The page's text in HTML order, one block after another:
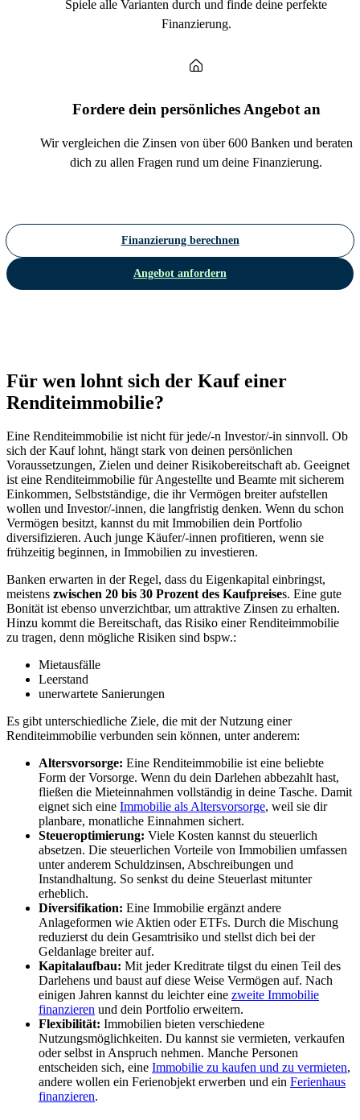
Spiele alle Varianten durch und finde deine perfekte
Finanzierung.
Fordere dein persönliches Angebot an
Wir vergleichen die Zinsen von über 600 Banken und beraten
dich zu allen Fragen rund um deine Finanzierung.
Finanzierung berechnen
Angebot anfordern
Für wen lohnt sich der Kauf einer
Renditeimmobilie?
Eine Renditeimmobilie ist nicht für jede/-n Investor/-in sinnvoll. Ob
sich der Kauf lohnt, hängt stark von deinen persönlichen
Voraussetzungen, Zielen und deiner Risikobereitschaft ab. Geeignet
ist eine Renditeimmobilie für Angestellte und Beamte mit sicherem
Einkommen, Selbstständige, die ihr Vermögen breiter aufstellen
wollen und Investor/-innen, die langfristig denken. Wenn du schon
Vermögen besitzt, kannst du mit Immobilien dein Portfolio
diversifizieren. Auch junge Käufer/-innen profitieren, wenn sie
frühzeitig beginnen, in Immobilien zu investieren.
Banken erwarten in der Regel, dass du Eigenkapital einbringst,
meistens zwischen 20 bis 30 Prozent des Kaufpreises. Eine gute
Bonität ist ebenso unverzichtbar, um attraktive Zinsen zu erhalten.
Hinzu kommt die Bereitschaft, das Risiko einer Renditeimmobilie
zu tragen, denn mögliche Risiken sind bspw.:
Mietausfälle
Leerstand
unerwartete Sanierungen
Es gibt unterschiedliche Ziele, die mit der Nutzung einer
Renditeimmobilie verbunden sein können, unter anderem:
Altersvorsorge: Eine Renditeimmobilie ist eine beliebte
Form der Vorsorge. Wenn du dein Darlehen abbezahlt hast,
fließen die Mieteinnahmen vollständig in deine Tasche. Damit
eignet sich eine Immobilie als Altersvorsorge, weil sie dir
planbare, monatliche Einnahmen sichert.
Steueroptimierung: Viele Kosten kannst du steuerlich
absetzen. Die steuerlichen Vorteile von Immobilien umfassen
unter anderem Schuldzinsen, Abschreibungen und
Instandhaltung. So senkst du deine Steuerlast mitunter
erheblich.
Diversifikation: Eine Immobilie ergänzt andere
Anlageformen wie Aktien oder ETFs. Durch die Mischung
reduzierst du dein Gesamtrisiko und stellst dich bei der
Geldanlage breiter auf.
Kapitalaufbau: Mit jeder Kreditrate tilgst du einen Teil des
Darlehens und baust auf diese Weise Vermögen auf. Nach
einigen Jahren kannst du leichter eine zweite Immobilie
finanzieren und dein Portfolio erweitern.
Flexibilität: Immobilien bieten verschiedene
Nutzungsmöglichkeiten. Du kannst sie vermieten, verkaufen
oder selbst in Anspruch nehmen. Manche Personen
entscheiden sich, eine Immobilie zu kaufen und zu vermieten,
andere wollen ein Ferienobjekt erwerben und ein Ferienhaus
finanzieren.